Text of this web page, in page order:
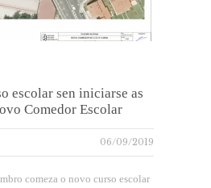
escolar sen iniciarse as
Comedor Escolar
06/09/2019
comeza o novo curso escolar